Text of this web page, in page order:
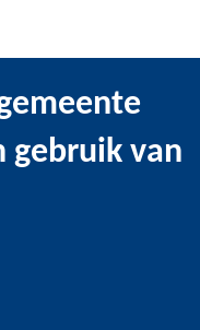
gebruik van